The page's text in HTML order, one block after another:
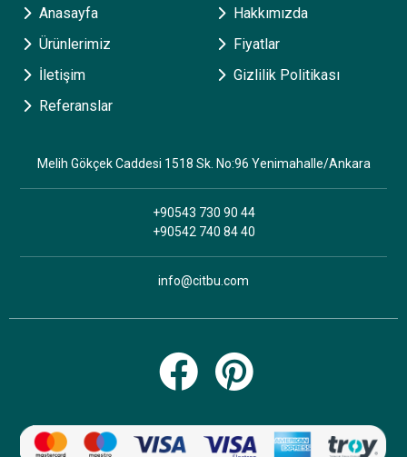
Anasayfa
Hakkımızda
Ürünlerimiz
Fiyatlar
İletişim
Gizlilik Politikası
Referanslar
Melih Gökçek Caddesi 1518 Sk. No:96 Yenimahalle/Ankara
+90543 730 90 44
+90542 740 84 40
info@citbu.com